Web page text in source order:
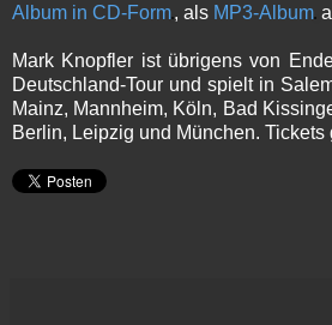
Album in CD-Form, als MP3-Album
Mark Knopfler ist übrigens von
Deutschland-Tour und spielt in
Mainz, Mannheim, Köln, Bad
Berlin, Leipzig und München. Tickets